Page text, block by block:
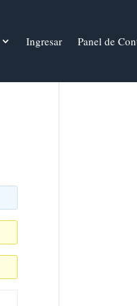
Ingresar Panel de